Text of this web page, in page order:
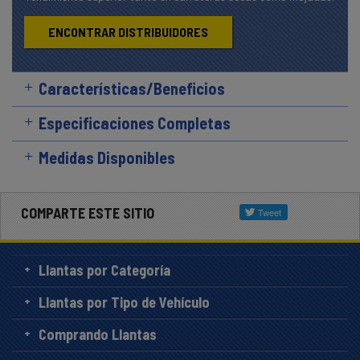
ENCONTRAR DISTRIBUIDORES
Características/Beneficios
Especificaciones Completas
Medidas Disponibles
COMPARTE ESTE SITIO
Llantas por Categoría
Llantas por Tipo de Vehículo
Comprando Llantas